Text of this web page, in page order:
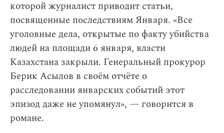
которой журналист приводит статьи,
посвященные последствиям Января. «Все
уголовные дела, открытые по факту убийства
людей на площади 6 января, власти
Казахстана закрыли. Генеральный прокурор
Берик Асылов в своём отчёте о
расследовании январских событий этот
эпизод даже не упомянул», — говорится в
романе.